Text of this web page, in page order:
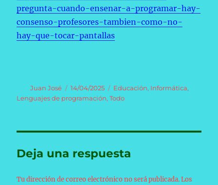
pregunta-cuando-ensenar-a-programar-hay-
consenso-profesores-tambien-como-no-
hay-que-tocar-pantallas
Autor
Juan José
Publicado
el
14/04/2025 Categorías
Educación, Informática,
Lenguajes de programación,Todo
Deja una respuesta
Tu dirección de correo electrónico no será publicada. Los